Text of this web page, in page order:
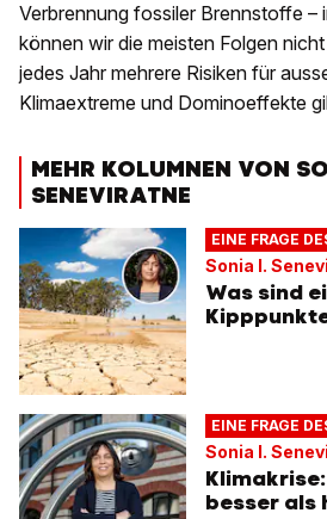
Verbrennung fossiler Brennstoffe –
können wir die meisten Folgen
jedes Jahr mehrere Risiken für
Klimaextreme und Dominoeffekte
MEHR KOLUMNEN VON
SENEVIRATNE
EINE FRAGE
Sonia I.
Was sind
EINE FRAGE
Sonia I.
besser als